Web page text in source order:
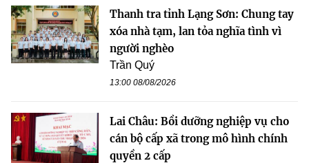
Thanh tra tỉnh Lạng Sơn: Chung tay
xóa nhà tạm, lan tỏa nghĩa tình vì
người nghèo
Trần Quý
13:00 08/08/2026
Lai Châu: Bồi dưỡng nghiệp vụ cho
cán bộ cấp xã trong mô hình chính
quyền 2 cấp